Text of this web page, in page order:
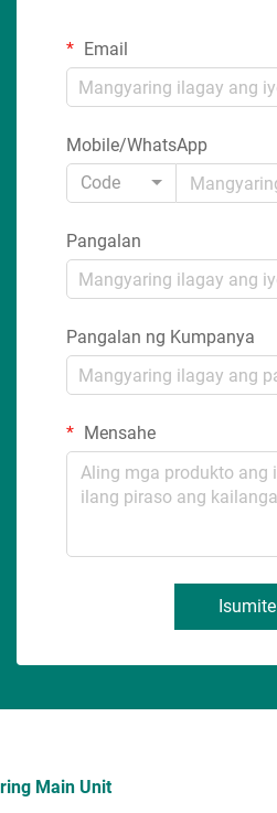
Email
Mobile/WhatsApp
Code
Pangalan
Pangalan ng Kumpanya
Mensahe
Isumite
ring Main Unit